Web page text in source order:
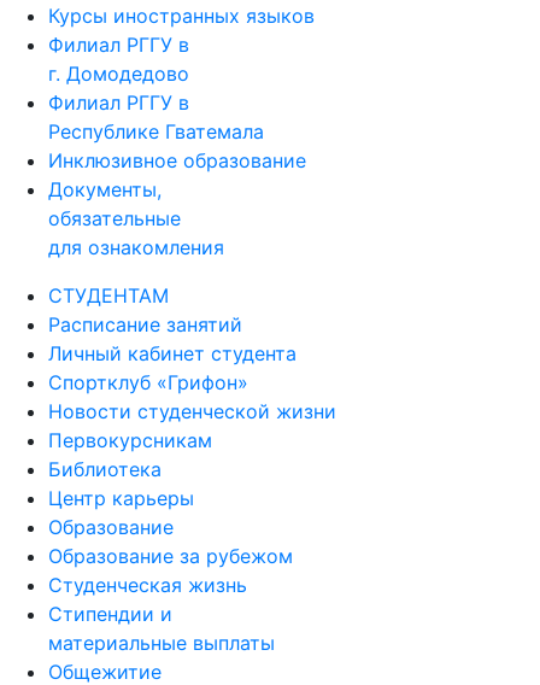
Курсы иностранных языков
Филиал РГГУ в
г. Домодедово
Филиал РГГУ в
Республике Гватемала
Инклюзивное образование
Документы,
обязательные
для ознакомления
СТУДЕНТАМ
Расписание занятий
Личный кабинет студента
Спортклуб «Грифон»
Новости студенческой жизни
Первокурсникам
Библиотека
Центр карьеры
Образование
Образование за рубежом
Студенческая жизнь
Стипендии и
материальные выплаты
Общежитие